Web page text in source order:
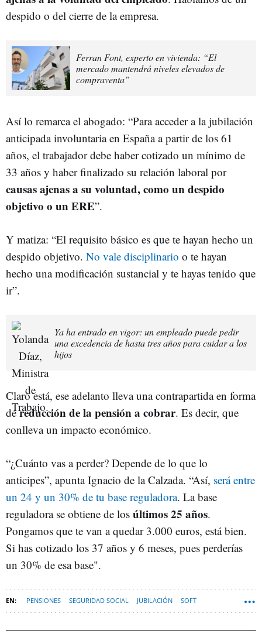
despido o del cierre de la empresa.
Ferran Font, experto en vivienda: “El
mercado mantendrá niveles elevados de
compraventa”
Así lo remarca el abogado: “Para acceder a la jubilación
anticipada involuntaria en España a partir de los 61
años, el trabajador debe haber cotizado un mínimo de
33 años y haber finalizado su relación laboral por
causas ajenas a su voluntad, como un despido
objetivo o un ERE”.
Y matiza: “El requisito básico es que te hayan hecho un
despido objetivo. No vale disciplinario o te hayan
hecho una modificación sustancial y te hayas tenido que
ir”.
Ya ha entrado en vigor: un empleado puede pedir
una excedencia de hasta tres años para cuidar a los
hijos
Claro está, ese adelanto lleva una contrapartida en forma
dereducción de la pensión a cobrar. Es decir, que
conlleva un impacto económico.
“¿Cuánto vas a perder? Depende de lo que lo
anticipes”, apunta Ignacio de la Calzada. “Así, será entre
un 24 y un 30% de tu base reguladora. La base
reguladora se obtiene de los últimos 25 años.
Pongamos que te van a quedar 3.000 euros, está bien.
Si has cotizado los 37 años y 6 meses, pues perderías
un 30% de esa base".
PENSIONES SEGURIDAD SOCIAL JUBILACIÓN SOFT